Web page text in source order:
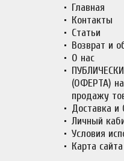
Главная
Контакты
Статьи
Возврат и
О нас
(ОФЕРТА)
продажу
Доставка и
Личный
Условия
Карта сайта